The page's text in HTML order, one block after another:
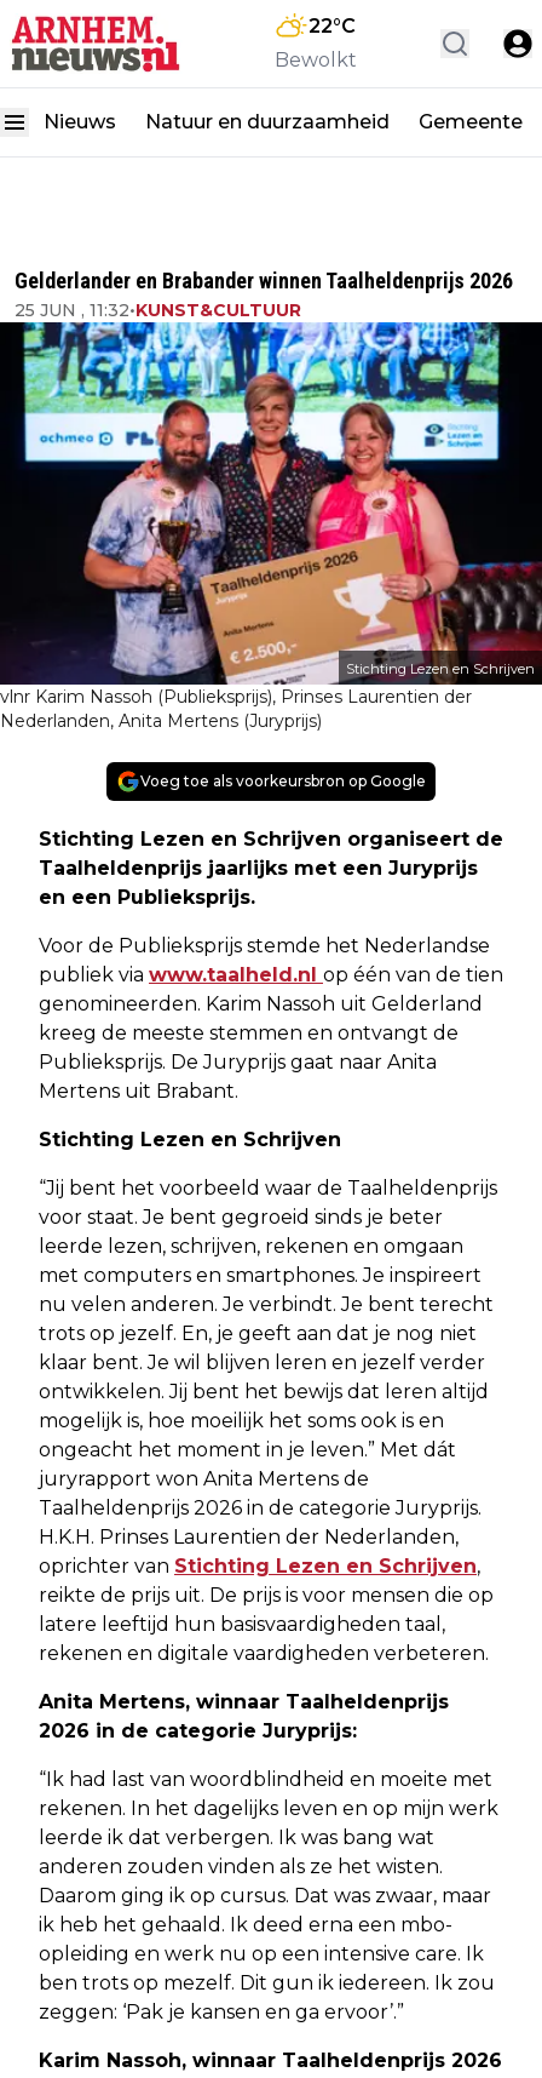
22°C
Bewolkt
Nieuws Natuur en duurzaamheid Gemeente
Gelderlander en Brabander winnen Taalheldenprijs 2026
25 JUN , 11:32•KUNST&CULTUUR
Stichting Lezen en Schrijven
vlnr Karim Nassoh (Publieksprijs), Prinses Laurentien der
Nederlanden, Anita Mertens (Juryprijs)
Voeg toe als voorkeursbron op Google
Stichting Lezen en Schrijven organiseert de
Taalheldenprijs jaarlijks met een Juryprijs
en een Publieksprijs.
Voor de Publieksprijs stemde het Nederlandse
publiek via www.taalheld.nl op één van de tien
genomineerden. Karim Nassoh uit Gelderland
kreeg de meeste stemmen en ontvangt de
Publieksprijs. De Juryprijs gaat naar Anita
Mertens uit Brabant.
Stichting Lezen en Schrijven
“Jij bent het voorbeeld waar de Taalheldenprijs
voor staat. Je bent gegroeid sinds je beter
leerde lezen, schrijven, rekenen en omgaan
met computers en smartphones. Je inspireert
nu velen anderen. Je verbindt. Je bent terecht
trots op jezelf. En, je geeft aan dat je nog niet
klaar bent. Je wil blijven leren en jezelf verder
ontwikkelen. Jij bent het bewijs dat leren altijd
mogelijk is, hoe moeilijk het soms ook is en
ongeacht het moment in je leven.” Met dát
juryrapport won Anita Mertens de
Taalheldenprijs 2026 in de categorie Juryprijs.
H.K.H. Prinses Laurentien der Nederlanden,
oprichter van Stichting Lezen en Schrijven,
reikte de prijs uit. De prijs is voor mensen die op
latere leeftijd hun basisvaardigheden taal,
rekenen en digitale vaardigheden verbeteren.
Anita Mertens, winnaar Taalheldenprijs
2026 in de categorie Juryprijs:
“Ik had last van woordblindheid en moeite met
rekenen. In het dagelijks leven en op mijn werk
leerde ik dat verbergen. Ik was bang wat
anderen zouden vinden als ze het wisten.
Daarom ging ik op cursus. Dat was zwaar, maar
ik heb het gehaald. Ik deed erna een mbo-
opleiding en werk nu op een intensive care. Ik
ben trots op mezelf. Dit gun ik iedereen. Ik zou
zeggen: ‘Pak je kansen en ga ervoor’.”
Karim Nassoh, winnaar Taalheldenprijs 2026